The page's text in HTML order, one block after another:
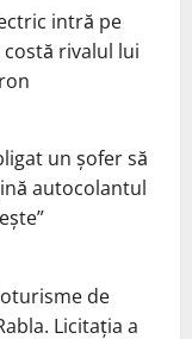
intră pe
rivalul lui
un șofer să
autocolantul
de
Licitația a